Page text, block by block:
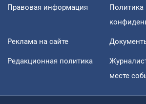
Правовая информация
Политика
Реклама на сайте
Редакционная политика
месте